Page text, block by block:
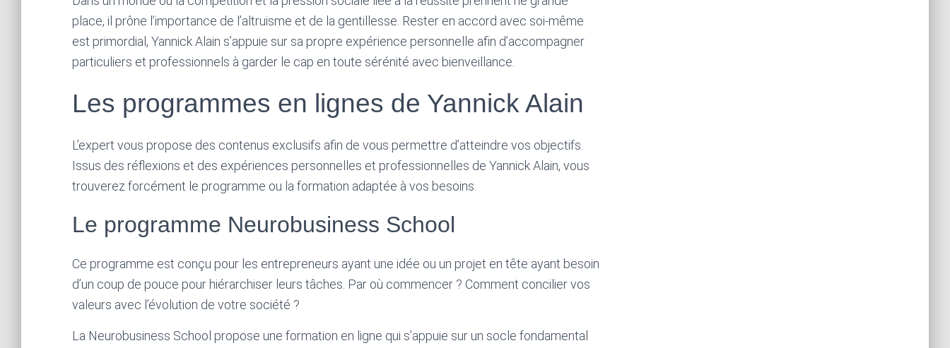
place, il prône l’importance de l’altruisme et de la gentillesse. Rester en accord avec soi-même
est primordial, Yannick Alain s’appuie sur sa propre expérience personnelle afin d’accompagner
particuliers et professionnels à garder le cap en toute sérénité avec bienveillance.
Les programmes en lignes de Yannick Alain
L’expert vous propose des contenus exclusifs afin de vous permettre d’atteindre vos objectifs.
Issus des réflexions et des expériences personnelles et professionnelles de Yannick Alain, vous
trouverez forcément le programme ou la formation adaptée à vos besoins.
Le programme Neurobusiness School
Ce programme est conçu pour les entrepreneurs ayant une idée ou un projet en tête ayant besoin
d’un coup de pouce pour hiérarchiser leurs tâches. Par où commencer ? Comment concilier vos
valeurs avec l’évolution de votre société ?
La Neurobusiness School propose une formation en ligne qui s’appuie sur un socle fondamental